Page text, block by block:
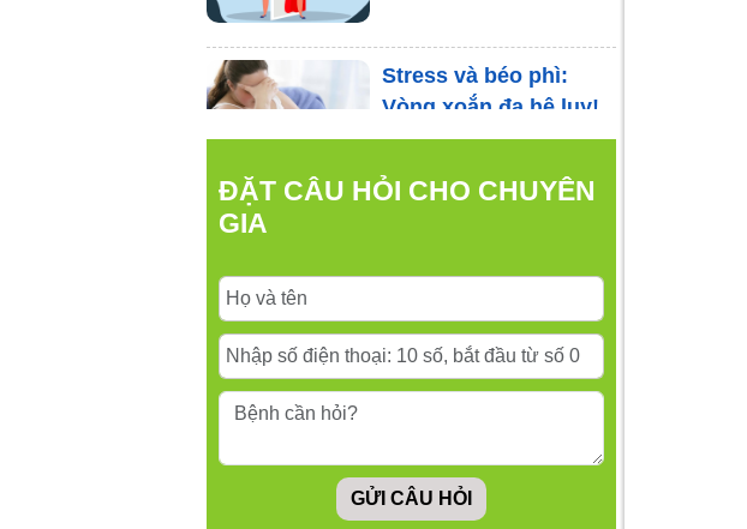
Stress và béo phì:
Vòng xoắn đa hệ lụy!
- làm sao để vượt
Rối loạn lo âu khiến
người phụ nữ loét
Thuốc chống trầm
ĐẶT CÂU HỎI CHO CHUYÊN
GIA
GỬI CÂU HỎI